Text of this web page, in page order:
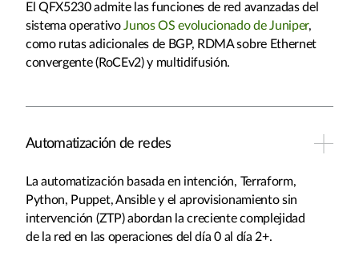
El QFX5230 admite las funciones de red avanzadas del
sistema operativoJunos OS evolucionado de Juniper,
como rutas adicionales de BGP, RDMA sobre Ethernet
convergente (RoCEv2) y multidifusión.
Automatización de redes
La automatización basada en intención, Terraform,
Python, Puppet, Ansible y el aprovisionamiento sin
intervención (ZTP) abordan la creciente complejidad
de la red en las operaciones del día 0 al día 2+.